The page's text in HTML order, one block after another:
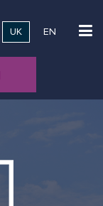
UK EN